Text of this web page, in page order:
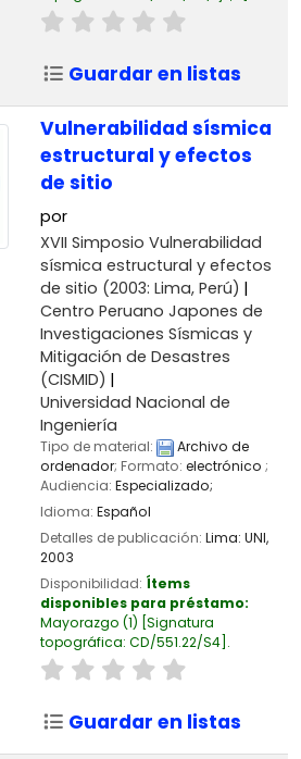
Guardar en listas
Vulnerabilidad sísmica
estructural y efectos
de sitio
por
XVII Simposio Vulnerabilidad
sísmica estructural y efectos
de sitio (2003: Lima, Perú)
Centro Peruano Japones de
Investigaciones Sísmicas y
Mitigación de Desastres
(CISMID)
Universidad Nacional de
Ingeniería
Tipo de material:
Archivo de
ordenador; Formato: electrónico ;
Audiencia: Especializado;
Idioma: Español
Detalles de publicación: Lima: UNI,
2003
Disponibilidad: Ítems
disponibles para préstamo:
Mayorazgo (1) Signatura
topográfica: CD/551.22/S4 .
Guardar en listas